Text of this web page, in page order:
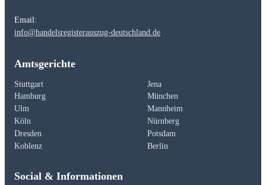
Email:
info@handelsregisterauszug-deutschland.de
Amtsgerichte
Stuttgart
Jena
Hamburg
München
Ulm
Mannheim
Köln
Nürnberg
Dresden
Potsdam
Koblenz
Berlin
Social & Informationen